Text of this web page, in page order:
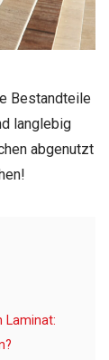
Bestandteile
langlebig
abgenutzt
Laminat: